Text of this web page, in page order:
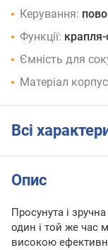
Керування:
Функції: крапля-
Ємність для
Матеріал
Всі
Опис
Просунута і
один і той же час
високою